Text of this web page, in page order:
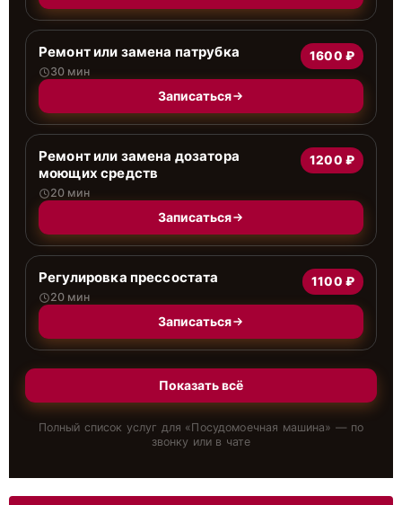
Ремонт или замена патрубка
30 мин
1600 ₽
Записаться
Ремонт или замена дозатора
моющих средств
20 мин
1200 ₽
Записаться
Регулировка прессостата
20 мин
1100 ₽
Записаться
Показать всё
Полный список услуг для «Посудомоечная машина» — по
звонку или в чате